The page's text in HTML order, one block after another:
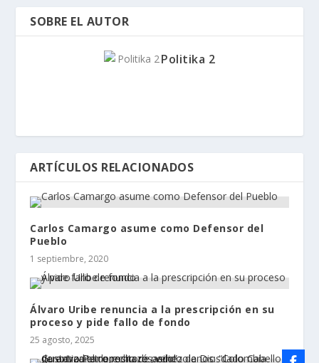
SOBRE EL AUTOR
Politika 2
ARTÍCULOS RELACIONADOS
Carlos Camargo asume como Defensor del
Pueblo
1 septiembre, 2020
Álvaro Uribe renuncia a la prescripción en su
proceso y pide fallo de fondo
25 agosto, 2025